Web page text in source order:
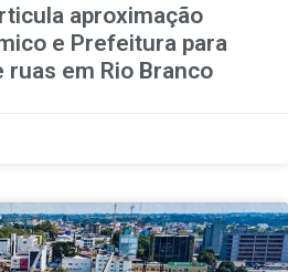
aproximação
e Prefeitura para
ruas em Rio Branco